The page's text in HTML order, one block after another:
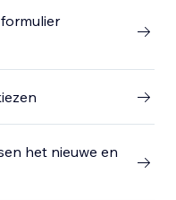
het nieuwe en